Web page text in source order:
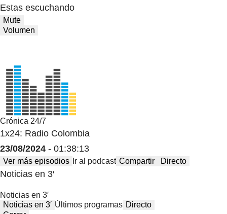
Estas escuchando
Mute
Volumen
Crónica 24/7
1x24: Radio Colombia
23/08/2024 - 01:38:13
Ver más episodios Ir al podcast Compartir Directo
Noticias en 3′
Noticias en 3′
Noticias en 3′ Últimos programas Directo